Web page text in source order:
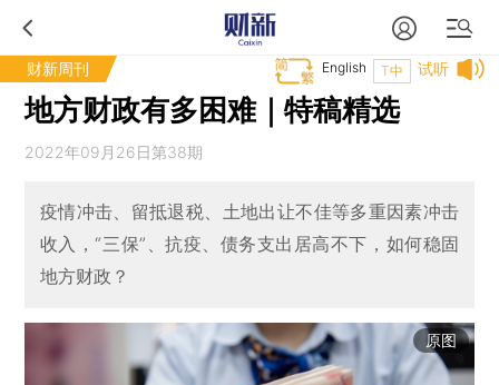
财新周刊 试听
T中
English
地方财政有多困难｜特稿精选
2022年09月26日第38期
疫情冲击、留抵退税、土地出让不佳等多重因素冲击
收入，“三保”、抗疫、债务支出居高不下，如何稳固
地方财政？
原图